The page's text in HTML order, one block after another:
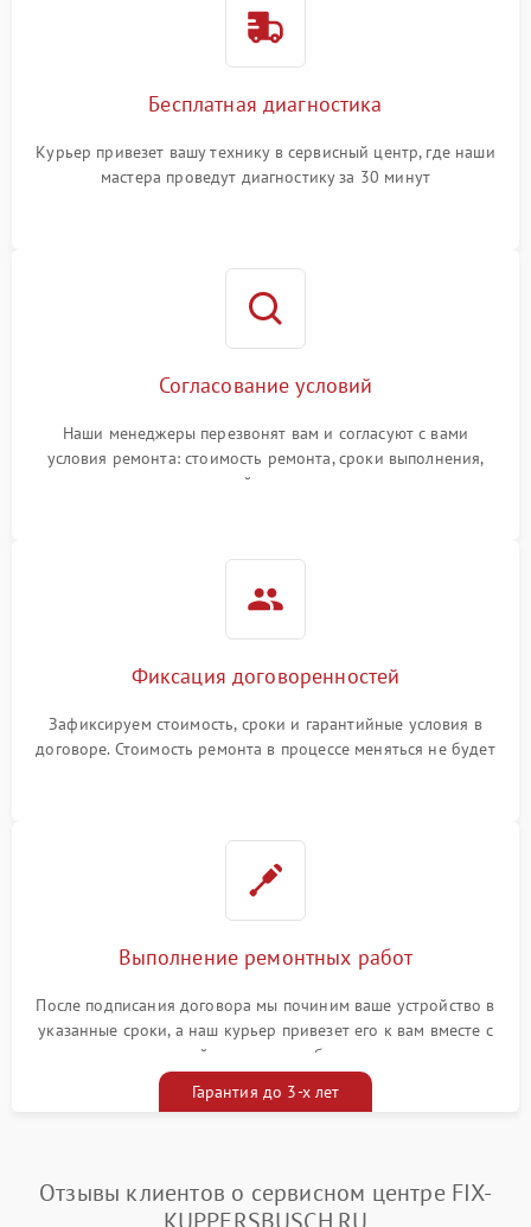
Бесплатная диагностика
Курьер привезет вашу технику в сервисный центр, где наши
мастера проведут диагностику за 30 минут
Согласование условий
Наши менеджеры перезвонят вам и согласуют с вами
условия ремонта: стоимость ремонта, сроки выполнения,
гарантийные условия
Фиксация договоренностей
Зафиксируем стоимость, сроки и гарантийные условия в
договоре. Стоимость ремонта в процессе меняться не будет
Выполнение ремонтных работ
После подписания договора мы починим ваше устройство в
указанные сроки, а наш курьер привезет его к вам вместе с
гарантийным талоном бесплатно
Гарантия до 3-х лет
Отзывы клиентов о сервисном центре FIX-